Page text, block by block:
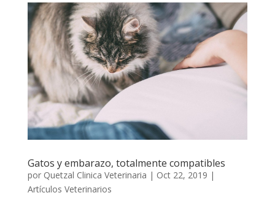
Gatos y embarazo, totalmente compatibles
por Quetzal Clinica Veterinaria | Oct 22, 2019 |
Artículos Veterinarios